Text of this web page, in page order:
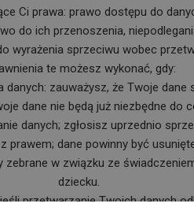
Ci prawa: prawo dostępu do
do ich przenoszenia,
wyrażenia sprzeciwu wobec
te możesz wykonać, gdy:
zauważysz, że Twoje dane
dane nie będą już niezbędne do
danych; zgłosisz uprzednio
prawem; dane powinny być
zebrane w związku ze
dziecku.
przetwarzanie Twoich danych